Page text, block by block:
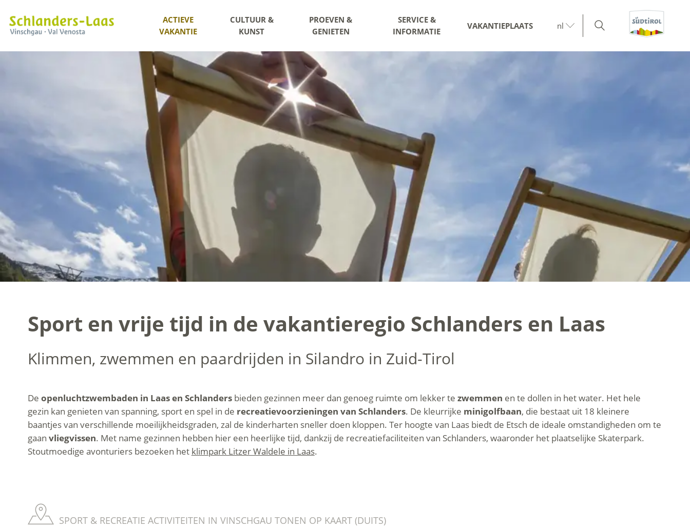
ACTIEVE
VAKANTIE
CULTUUR &
KUNST
PROEVEN &
GENIETEN
SERVICE &
INFORMATIE
VAKANTIEPLAATS nl
Sport en vrije tijd in de vakantieregio Schlanders en Laas
Klimmen, zwemmen en paardrijden in Silandro in Zuid-Tirol
De openluchtzwembaden in Laas en Schlandersbieden gezinnen meer dan genoeg ruimte om lekker te zwemmen en te dollen in het water. Het hele
gezin kan genieten van spanning, sport en spel in de recreatievoorzieningen van Schlanders. De kleurrijke minigolfbaan, die bestaat uit 18 kleinere
baantjes van verschillende moeilijkheidsgraden, zal de kinderharten sneller doen kloppen. Ter hoogte van Laas biedt de Etsch de ideale omstandigheden om te
gaan vliegvissen. Met name gezinnen hebben hier een heerlijke tijd, dankzij de recreatiefaciliteiten van Schlanders, waaronder het plaatselijke Skaterpark.
Stoutmoedige avonturiers bezoeken het klimpark Litzer Waldele in Laas.
SPORT & RECREATIE ACTIVITEITEN IN VINSCHGAU TONEN OP KAART (DUITS)